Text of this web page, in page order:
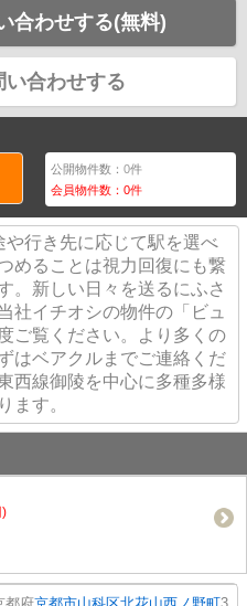
合わせする(無料)
い合わせする
公開物件数：0件
会員物件数：0件
行き先に応じて駅を選べ
めることは視力回復にも繋
。新しい日々を送るにふさ
社イチオシの物件の「ビュ
ご覧ください。より多くの
はベアクルまでご連絡くだ
西線御陵を中心に多種多様
ます。
)